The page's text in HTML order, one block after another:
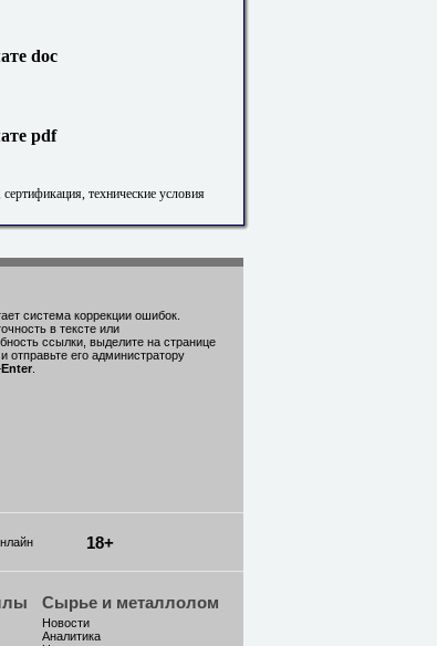
doc
pdf
технические условия
система коррекции ошибок.
в тексте или
ссылки, выделите на странице
отправьте его администратору
Enter
18+
Сырье и металлолом
Новости
Аналитика